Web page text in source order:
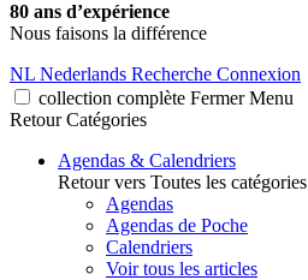
80 ans d’expérience
Nous faisons la différence
NL Nederlands Recherche Connexion
collection complète Fermer Menu
Retour Catégories
Agendas & Calendriers
Retour vers Toutes les catégories
Agendas
Agendas de Poche
Calendriers
Voir tous les articles